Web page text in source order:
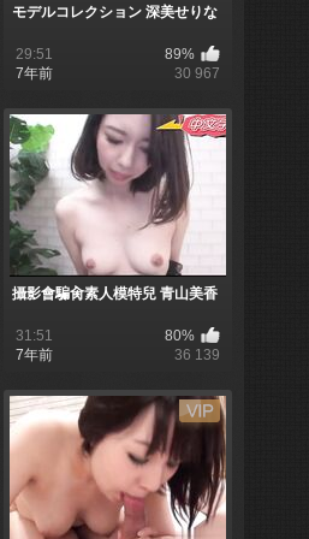
モデルコレクション 深美せりな
29:51
89%
7年前
30 967
攝影會騙肏素人模特兒 青山美香
31:51
80%
7年前
36 139